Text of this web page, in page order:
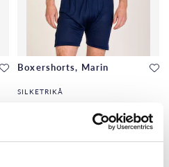
Boxershorts, Marin
SILKETRIKÅ